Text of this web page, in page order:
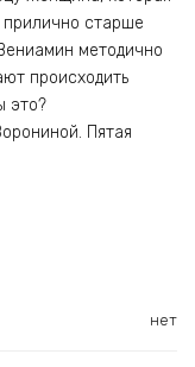
старше
методично
происходить
это?
Пятая
нет